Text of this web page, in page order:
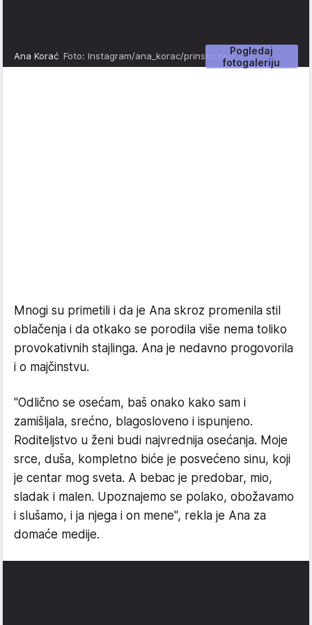
Pogledaj
fotogaleriju
Ana Korać Foto: Instagram/ana_korac/prinstcreen
Mnogi su primetili i da je Ana skroz promenila stil
oblačenja i da otkako se porodila više nema toliko
provokativnih stajlinga. Ana je nedavno progovorila
i o majčinstvu.
"Odlično se osećam, baš onako kako sam i
zamišljala, srećno, blagosloveno i ispunjeno.
Roditeljstvo u ženi budi najvrednija osećanja. Moje
srce, duša, kompletno biće je posvećeno sinu, koji
je centar mog sveta. A bebac je predobar, mio,
sladak i malen. Upoznajemo se polako, obožavamo
i slušamo, i ja njega i on mene", rekla je Ana za
domaće medije.